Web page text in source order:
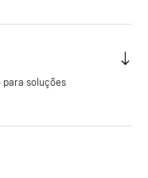
para soluções